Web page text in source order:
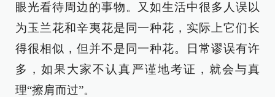
眼光看待周边的事物。又如生活中很多人误以
为玉兰花和辛夷花是同一种花，实际上它们长
得很相似，但并不是同一种花。日常谬误有许
多，如果大家不认真严谨地考证，就会与真
理“擦肩而过”。